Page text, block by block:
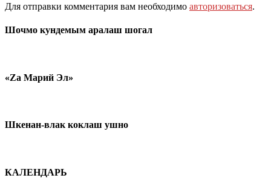
Для отправки комментария вам необходимо авторизоваться.
Шочмо кундемым аралаш шогал
«Zа Марий Эл»
Шкенан-влак коклаш ушно
КАЛЕНДАРЬ